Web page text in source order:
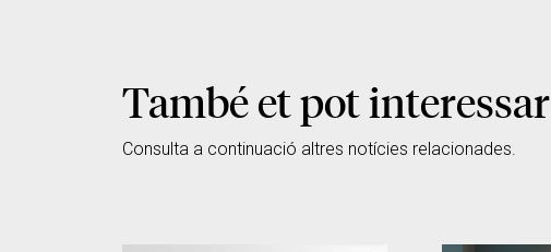
També et pot interessar
Consulta a continuació altres notícies relacionades.